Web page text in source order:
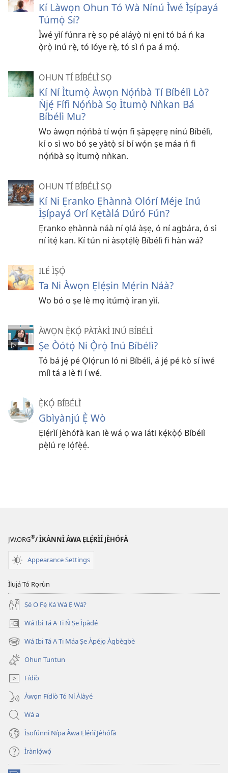
Kí Làwọn Ohun Tó Wà Nínú Ìwé Ìṣípayá
Túmọ̀ Sí?
Ìwé yìí fúnra rẹ̀ sọ pé aláyọ̀ ni ẹni tó bá ń ka
ọ̀rọ̀ inú rẹ̀, tó lóye rẹ̀, tó sì ń pa á mọ́.
OHUN TÍ BÍBÉLÌ SỌ
Kí Ní Ìtumọ̀ Àwọn Nọ́ńbà Tí Bíbélì Lò?
Ǹjẹ́ Fífi Nọ́ńbà Sọ Ìtumọ̀ Nǹkan Bá
Bíbélì Mu?
Wo àwọn nọ́ńbà tí wọ́n fi ṣàpẹẹrẹ nínú Bíbélì,
kí o sì wo bó ṣe yàtọ̀ sí bí wọ́n ṣe máa ń fi
nọ́ńbà sọ ìtumọ̀ nǹkan.
OHUN TÍ BÍBÉLÌ SỌ
Kí Ni Ẹranko Ẹhànnà Olórí Méje Inú
Ìṣípayá Orí Kẹtàlá Dúró Fún?
Ẹranko ẹhànnà náà ní ọlá àṣẹ, ó ní agbára, ó sì
ní ìtẹ́ kan. Kí tún ni àsọtẹ́lẹ̀ Bíbélì fi hàn wá?
ILÉ ÌṢỌ́
Ta Ni Àwọn Ẹlẹ́ṣin Mẹ́rin Náà?
Wo bó o ṣe lè mọ ìtúmọ̀ ìran yìí.
ÀWỌN Ẹ̀KỌ́ PÀTÀKÌ INÚ BÍBÉLÌ
Ṣe Òótọ́ Ni Ọ̀rọ̀ Inú Bíbélì?
Tó bá jẹ́ pé Ọlọ́run ló ni Bíbélì, á jẹ́ pé kò sí ìwé
míì tá a lè fi í wé.
Ẹ̀KỌ́ BÍBÉLÌ
Gbìyànjú Ẹ̀ Wò
Ẹlẹ́rìí Jèhófà kan lè wá ọ wa láti kẹ́kọ̀ọ́ Bíbélì
pẹ̀lú rẹ lọ́fẹ̀ẹ́.
JW.ORG®/ ÌKÀNNÌ ÀWA ẸLẸ́RÌÍ JÈHÓFÀ
Appearance Settings
Ìlujá Tó Rọrùn
Ṣé O Fẹ́ Ká Wá Ẹ Wá?
Wá Ibi Tá A Ti Ń Ṣe Ìpàdé
(opens
new
window)
Wá Ibi Tá A Ti Máa Ṣe Àpéjọ Àgbègbè
(opens
new
window)
Ohun Tuntun
Fídíò
Àwọn Fídíò Tó Ní Àlàyé
Wá a
Ìsọfúnni Nípa Àwa Ẹlẹ́rìí Jèhófà
Ìrànlọ́wọ́